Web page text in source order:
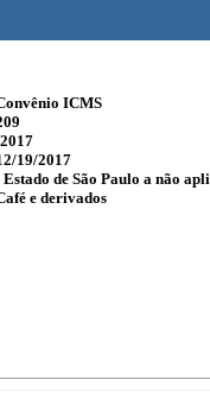
ICMS
19/2017
de São Paulo a não
e derivados